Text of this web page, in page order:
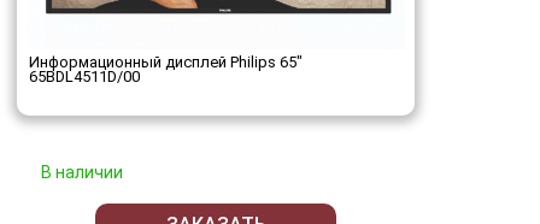
Информационный дисплей Philips 65"
65BDL4511D/00
В наличии